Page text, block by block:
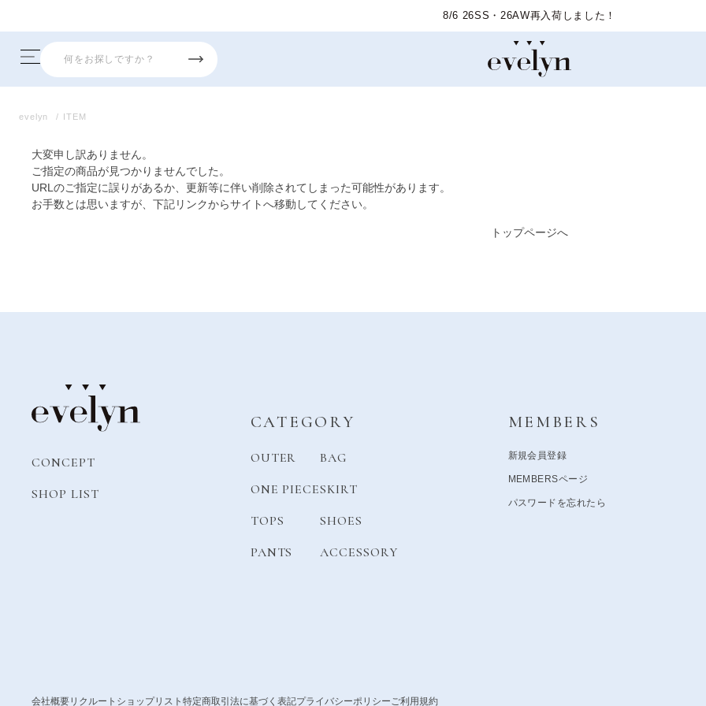
8/6 26SS・26AW再入荷しました！
evelyn ITEM
大変申し訳ありません。
ご指定の商品が見つかりませんでした。
URLのご指定に誤りがあるか、更新等に伴い削除されてしまった可能性があります。
お手数とは思いますが、下記リンクからサイトへ移動してください。
トップページへ
CONCEPT
SHOP LIST
CATEGORY
OUTER
ONE PIECE
TOPS
PANTS
BAG
SKIRT
SHOES
ACCESSORY
MEMBERS
新規会員登録
MEMBERSページ
パスワードを忘れたら
会社概要 リクルート ショップリスト 特定商取引法に基づく表記プライバシーポリシーご利用規約